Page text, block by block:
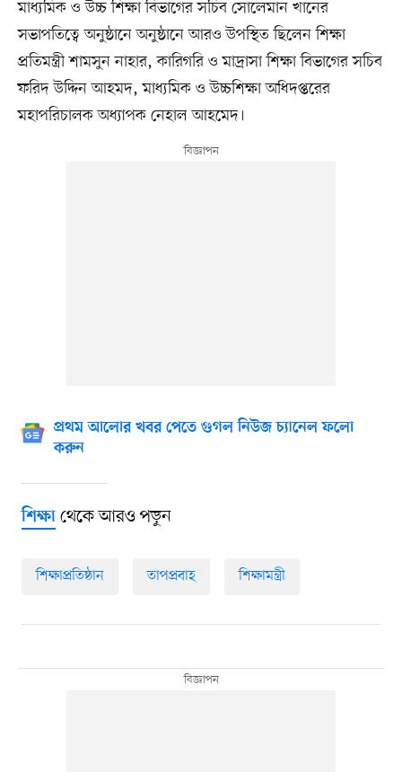
মাধ্যমিক ও উচ্চ শিক্ষা বিভাগের সচিব সোলেমান খানের
সভাপতিত্বে অনুষ্ঠানে অনুষ্ঠানে আরও উপস্থিত ছিলেন শিক্ষা
প্রতিমন্ত্রী শামসুন নাহার, কারিগরি ও মাদ্রাসা শিক্ষা বিভাগের সচিব
ফরিদ উদ্দিন আহমদ, মাধ্যমিক ও উচ্চশিক্ষা অধিদপ্তরের
মহাপরিচালক অধ্যাপক নেহাল আহমেদ।
প্রথম আলোর খবর পেতে গুগল নিউজ চ্যানেল ফলো
করুন
শিক্ষাথেকে আরও পড়ুন
শিক্ষাপ্রতিষ্ঠান তাপপ্রবাহ শিক্ষামন্ত্রী